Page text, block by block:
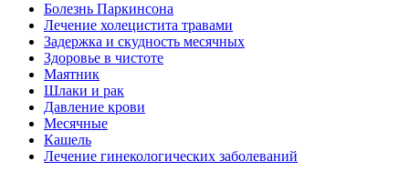
Болезнь Паркинсона
Лечение холецистита травами
Задержка и скудность месячных
Здоровье в чистоте
Маятник
Шлаки и рак
Давление крови
Месячные
Кашель
Лечение гинекологических заболеваний